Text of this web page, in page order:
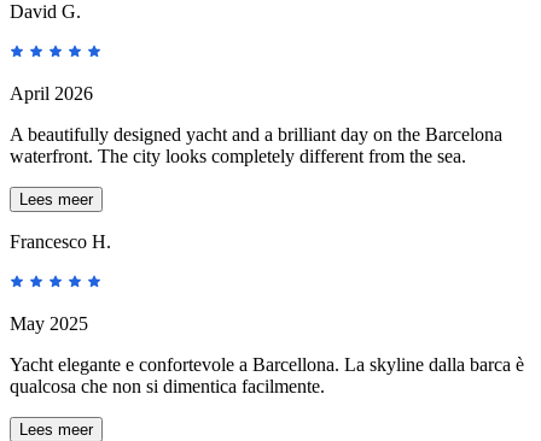
David G.
April 2026
A beautifully designed yacht and a brilliant day on the Barcelona
waterfront. The city looks completely different from the sea.
Lees meer
Francesco H.
May 2025
Yacht elegante e confortevole a Barcellona. La skyline dalla barca è
qualcosa che non si dimentica facilmente.
Lees meer